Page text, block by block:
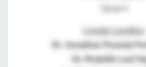
Comité Científico
Dr. Jonathan Poveda
Dr. Rodolfo Leal